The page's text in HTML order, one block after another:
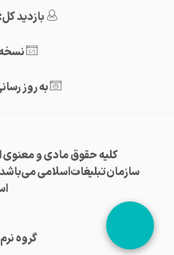
بازدید کل:
نسخه :
به روز رسانی :
کلیه حقوق مادی و
سازمان‌تبلیغات‌اسلامی می‌باشد
گروه